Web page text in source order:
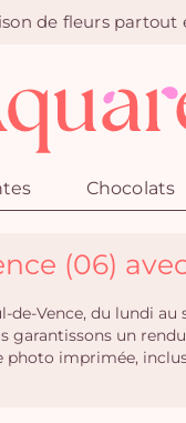
de fleurs partout
Chocolats
(06)
de-Vence, du lundi
garantissons un
imprimée,